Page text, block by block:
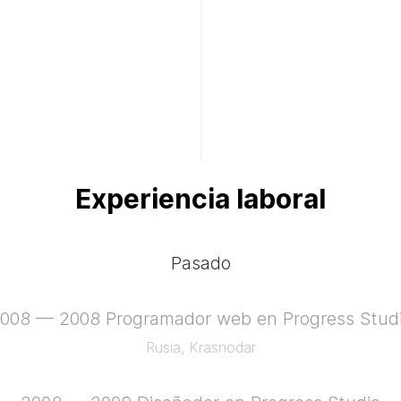
Experiencia laboral
Pasado
— 2008 Programador web en Progress
Rusia, Krasnodar